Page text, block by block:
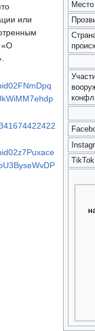
TikTok
или
«О